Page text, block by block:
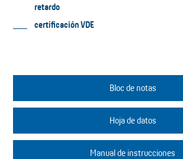
retardo
certificación VDE
Bloc de notas
Hoja de datos
Manual de instrucciones